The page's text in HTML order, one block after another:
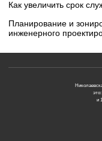
Как увеличить срок
Планирование и
инженерного
и